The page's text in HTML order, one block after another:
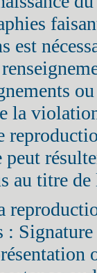
est
la
au titre